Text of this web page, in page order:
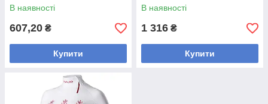
В наявності
607,20 ₴
Купити
В наявності
1 316 ₴
Купити